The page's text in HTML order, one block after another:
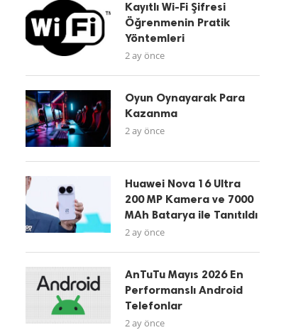
Kayıtlı Wi-Fi Şifresi
Öğrenmenin Pratik
Yöntemleri
2 ay önce
Oyun Oynayarak Para
Kazanma
2 ay önce
Huawei Nova 16 Ultra
200 MP Kamera ve 7000
MAh Batarya ile Tanıtıldı
2 ay önce
AnTuTu Mayıs 2026 En
Performanslı Android
Telefonlar
2 ay önce